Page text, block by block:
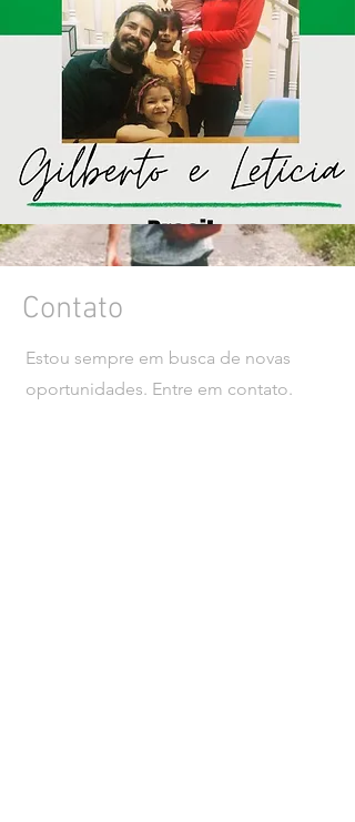
Contato
Estou sempre em busca de novas
oportunidades. Entre em contato.